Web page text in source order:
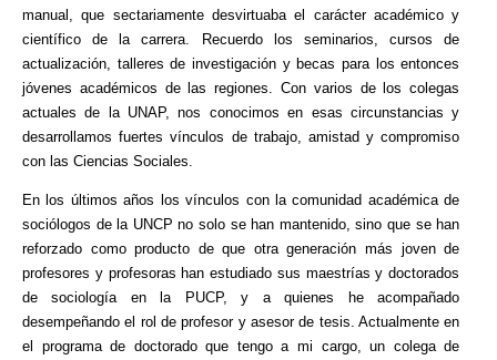
manual, que sectariamente desvirtuaba el carácter académico y
científico de la carrera. Recuerdo los seminarios, cursos de
actualización, talleres de investigación y becas para los entonces
jóvenes académicos de las regiones. Con varios de los colegas
actuales de la UNAP, nos conocimos en esas circunstancias y
desarrollamos fuertes vínculos de trabajo, amistad y compromiso
con las Ciencias Sociales.
En los últimos años los vínculos con la comunidad académica de
sociólogos de la UNCP no solo se han mantenido, sino que se han
reforzado como producto de que otra generación más joven de
profesores y profesoras han estudiado sus maestrías y doctorados
de sociología en la PUCP, y a quienes he acompañado
desempeñando el rol de profesor y asesor de tesis. Actualmente en
el programa de doctorado que tengo a mi cargo, un colega de